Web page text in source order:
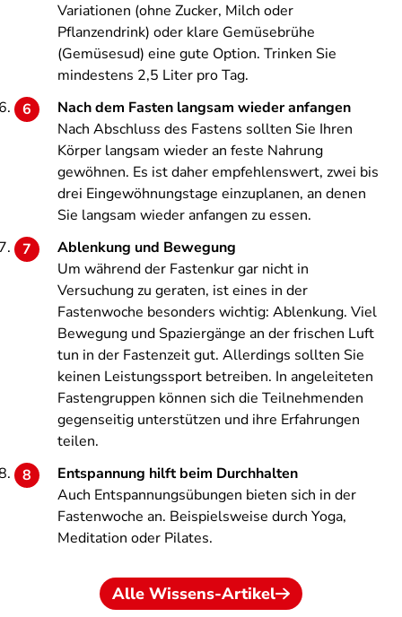
Variationen (ohne Zucker, Milch oder
Pflanzendrink) oder klare Gemüsebrühe
(Gemüsesud) eine gute Option. Trinken Sie
mindestens 2,5 Liter pro Tag.
Nach dem Fasten langsam wieder anfangen
Nach Abschluss des Fastens sollten Sie Ihren
Körper langsam wieder an feste Nahrung
gewöhnen. Es ist daher empfehlenswert, zwei bis
drei Eingewöhnungstage einzuplanen, an denen
Sie langsam wieder anfangen zu essen.
Ablenkung und Bewegung
Um während der Fastenkur gar nicht in
Versuchung zu geraten, ist eines in der
Fastenwoche besonders wichtig: Ablenkung. Viel
Bewegung und Spaziergänge an der frischen Luft
tun in der Fastenzeit gut. Allerdings sollten Sie
keinen Leistungssport betreiben. In angeleiteten
Fastengruppen können sich die Teilnehmenden
gegenseitig unterstützen und ihre Erfahrungen
teilen.
Entspannung hilft beim Durchhalten
Auch Entspannungsübungen bieten sich in der
Fastenwoche an. Beispielsweise durch Yoga,
Meditation oder Pilates.
Alle Wissens-Artikel